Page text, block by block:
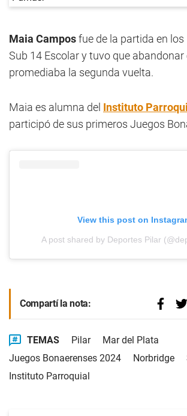
Maia Camposfue de la partida en
Sub 14 Escolar y tuvo que
promediaba la segunda vuelta.
Maia es alumna del Instituto
participó de sus primeros Juegos
View this post on
A post shared by Deportes Pilar
Compartí la nota:
TEMAS Pilar
Mar del Plata
Juegos Bonaerenses 2024
Norbridge
Instituto Parroquial